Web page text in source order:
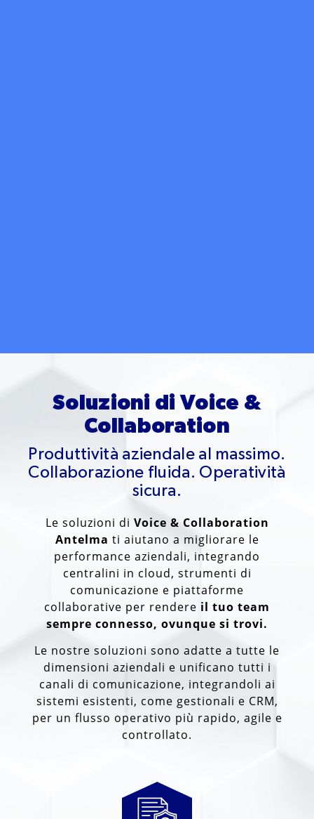
Soluzioni di Voice &
Collaboration
Produttività aziendale al massimo.
Collaborazione fluida. Operatività
sicura.
Le soluzioni di Voice & Collaboration
Antelma ti aiutano a migliorare le
performance aziendali, integrando
centralini in cloud, strumenti di
comunicazione e piattaforme
collaborative per rendere il tuo team
sempre connesso, ovunque si trovi.
Le nostre soluzioni sono adatte a tutte le
dimensioni aziendali e unificano tutti i
canali di comunicazione, integrandoli ai
sistemi esistenti, come gestionali e CRM,
per un flusso operativo più rapido, agile e
controllato.